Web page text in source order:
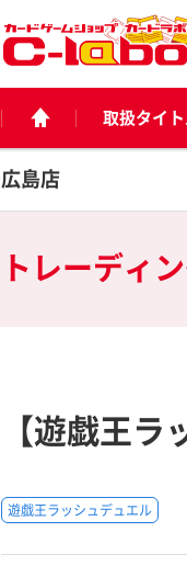
取扱タイ
広島店
トレーディ
【遊戯王
遊戯王ラッシュデュエル